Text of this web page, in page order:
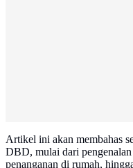
Artikel ini akan membahas
DBD, mulai dari
penanganan di rumah,